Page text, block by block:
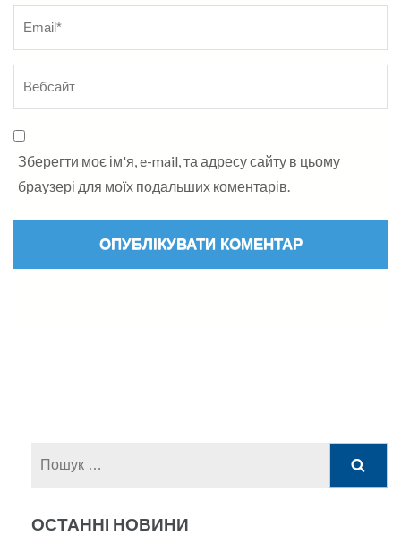
Зберегти моє ім'я, e-mail, та адресу сайту в цьому
браузері для моїх подальших коментарів.
ОСТАННІ НОВИНИ